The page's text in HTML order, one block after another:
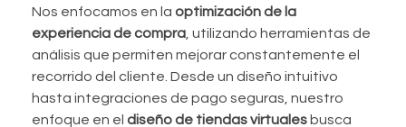
Nos enfocamos en la optimización de la
experiencia de compra , utilizando herramientas de
análisis que permiten mejorar constantemente el
recorrido del cliente. Desde un diseño intuitivo
hasta integraciones de pago seguras, nuestro
enfoque en el diseño de tiendas virtuales busca